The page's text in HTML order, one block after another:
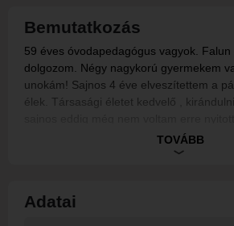
Bemutatkozás
59 éves óvodapedagógus vagyok.
dolgozom. Négy nagykorú gyermekem
unokám! Sajnos 4 éve elveszítettem a
élek. Társasági életet kedvelő ,
Szeretném megtalálni melegszívű,
aki őszinte és szintén hasonló módon
TOVÁBB
Adatai